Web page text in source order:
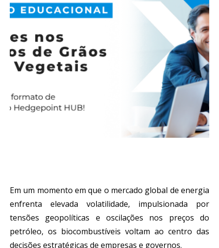
Em um momento em que o mercado global de energia
enfrenta elevada volatilidade, impulsionada por
tensões geopolíticas e oscilações nos preços do
petróleo, os biocombustíveis voltam ao centro das
decisões estratégicas de empresas e governos.